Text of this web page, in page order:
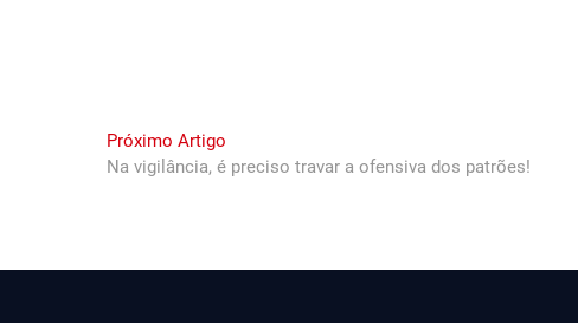
Próximo ArtigoNext
post:
Na vigilância, é preciso travar a ofensiva dos patrões!